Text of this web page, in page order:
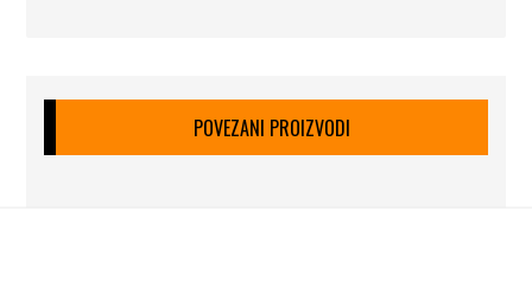
POVEZANI PROIZVODI